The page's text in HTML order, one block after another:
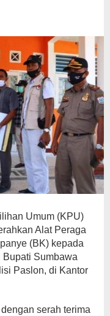
Umum (KPU)
Alat Peraga
(BK) kepada
Bupati Sumbawa
Paslon, di Kantor
serah terima